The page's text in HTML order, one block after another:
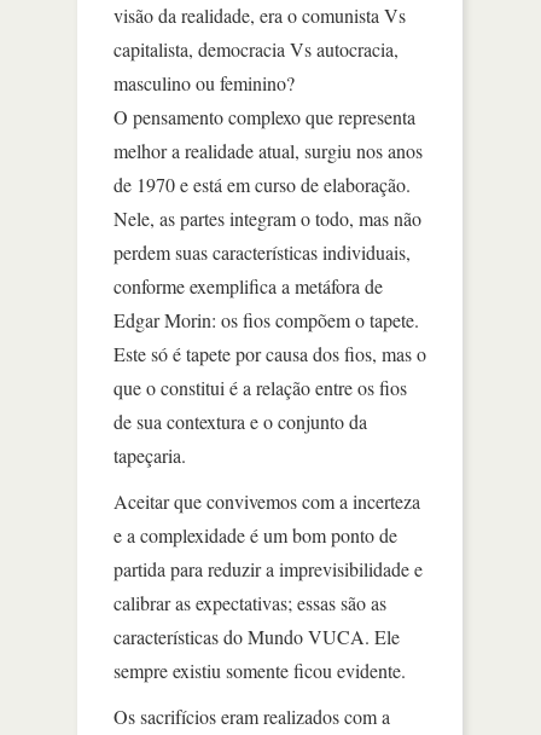
visão da realidade, era o comunista Vs
capitalista, democracia Vs autocracia,
masculino ou feminino?
O pensamento complexo que representa
melhor a realidade atual, surgiu nos anos
de 1970 e está em curso de elaboração.
Nele, as partes integram o todo, mas não
perdem suas características individuais,
conforme exemplifica a metáfora de
Edgar Morin: os fios compõem o tapete.
Este só é tapete por causa dos fios, mas o
que o constitui é a relação entre os fios
de sua contextura e o conjunto da
tapeçaria.
Aceitar que convivemos com a incerteza
e a complexidade é um bom ponto de
partida para reduzir a imprevisibilidade e
calibrar as expectativas; essas são as
características do Mundo VUCA. Ele
sempre existiu somente ficou evidente.
Os sacrifícios eram realizados com a